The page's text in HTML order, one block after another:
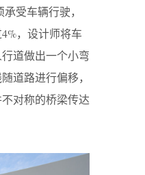
受车辆行驶，
，设计师将车
道做出一个小弯
道路进行偏移，
对称的桥梁传达